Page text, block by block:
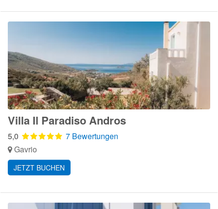
Villa Il Paradiso Andros
5,0
7 Bewertungen
Gavrio
JETZT BUCHEN